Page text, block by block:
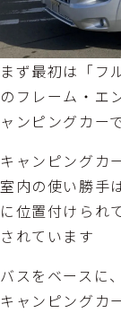
まず最初は「フ
のフレーム・エ
ャンピングカーで
キャンピングカ
室内の使い勝手
に位置付けられ
されています
バスをベースに
キャンピングカ